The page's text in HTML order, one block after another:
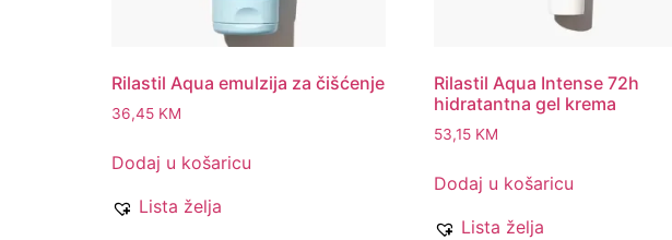
Rilastil Aqua emulzija za čišćenje
36,45 KM
Dodaj u košaricu
Lista želja
Rilastil Aqua Intense 72h
hidratantna gel krema
53,15 KM
Dodaj u košaricu
Lista želja